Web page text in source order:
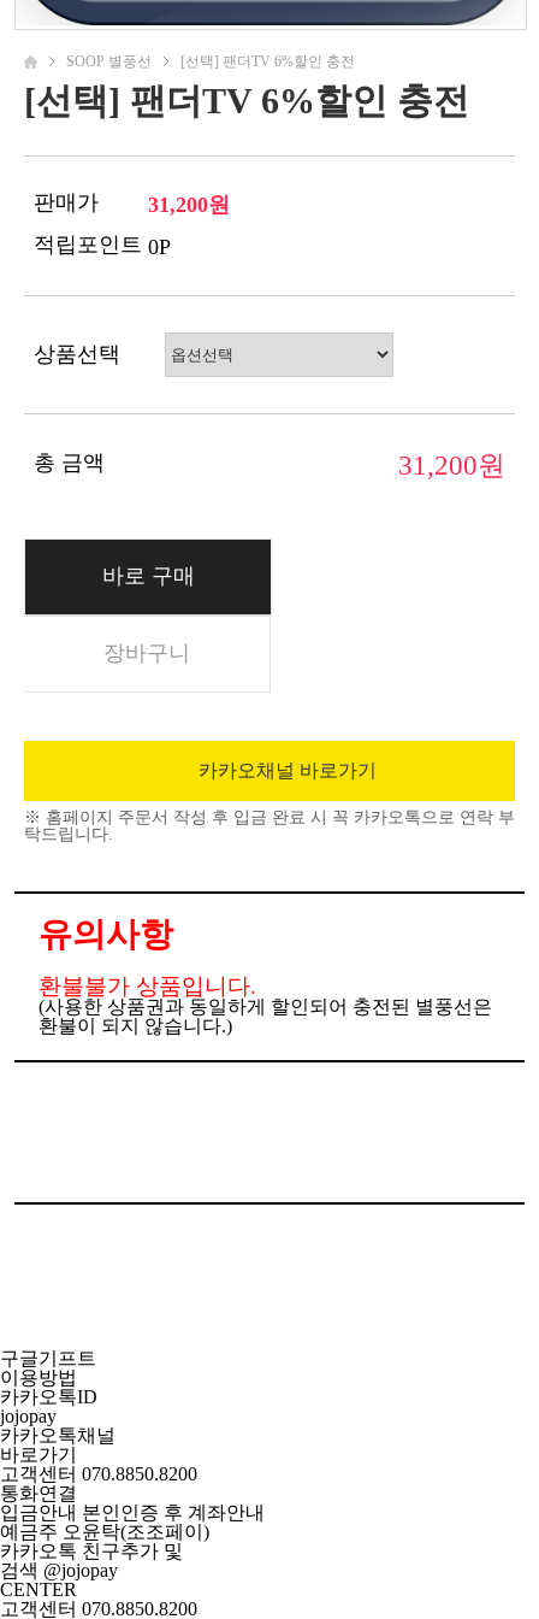
SOOP 별풍선 [선택] 팬더TV 6%할인 충전
[선택] 팬더TV 6%할인 충전
판매가
31,200원
적립포인트 0P
상품선택
총 금액 31,200원
바로 구매
장바구니
카카오채널 바로가기
※ 홈페이지 주문서 작성 후 입금 완료 시 꼭 카카오톡으로 연락 부
탁드립니다.
유의사항
환불불가 상품입니다.
(사용한 상품권과 동일하게 할인되어 충전된 별풍선은
환불이 되지 않습니다.) ​​
구글기프트
이용방법
카카오톡ID
jojopay
카카오톡채널
바로가기
고객센터 070.8850.8200
통화연결
입금안내 본인인증 후 계좌안내
예금주 오윤탁(조조페이)
카카오톡 친구추가 및
검색 @jojopay
CENTER
고객센터 070.8850.8200